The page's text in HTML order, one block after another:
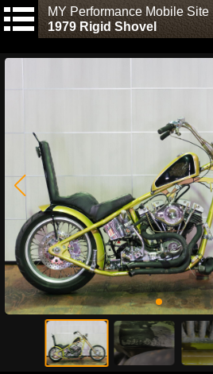
MY Performance Mobile Site
1979 Rigid Shovel